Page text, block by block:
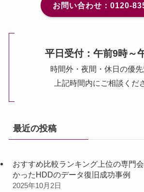
お問い合わせ：0120-
平日受付：午前9時～
時間外・夜間・休日の優
上記時間内にご相談くだ
最近の投稿
おすすめ比較ランキング上位の専門
かったHDDのデータ復旧成功事例
2025年10月2日